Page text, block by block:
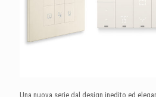
Una nuova serie dal design inedito ed